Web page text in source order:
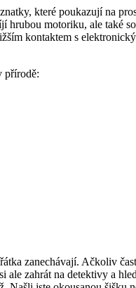
které poukazují na
motoriku, ale
kontaktem s
přírodě:
zanechávají. Ačkoliv
zahrát na detektivy a